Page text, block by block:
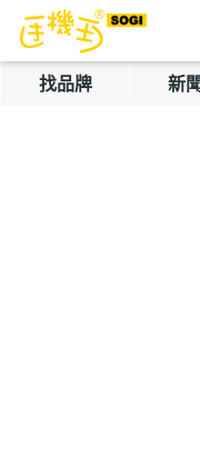
找品牌 新聞